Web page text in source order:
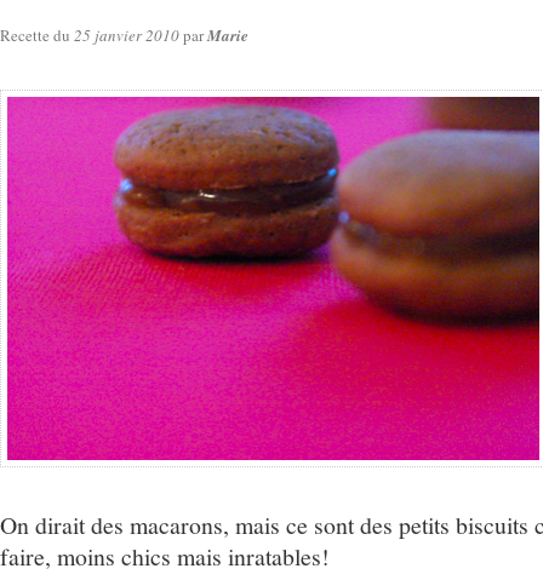
Recette du 25 janvier 2010parMarie
On dirait des macarons, mais ce sont des petits biscuits
faire, moins chics mais inratables!